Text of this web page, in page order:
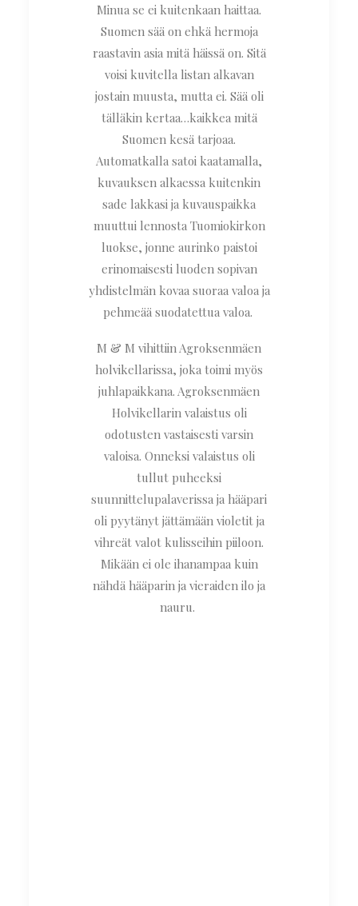
Minua se ei kuitenkaan haittaa.
Suomen sää on ehkä hermoja
raastavin asia mitä häissä on. Sitä
voisi kuvitella listan alkavan
jostain muusta, mutta ei. Sää oli
tälläkin kertaa…kaikkea mitä
Suomen kesä tarjoaa.
Automatkalla satoi kaatamalla,
kuvauksen alkaessa kuitenkin
sade lakkasi ja kuvauspaikka
muuttui lennosta Tuomiokirkon
luokse, jonne aurinko paistoi
erinomaisesti luoden sopivan
yhdistelmän kovaa suoraa valoa ja
pehmeää suodatettua valoa.
M & M vihittiin Agroksenmäen
holvikellarissa, joka toimi myös
juhlapaikkana. Agroksenmäen
Holvikellarin valaistus oli
odotusten vastaisesti varsin
valoisa. Onneksi valaistus oli
tullut puheeksi
suunnittelupalaverissa ja hääpari
oli pyytänyt jättämään violetit ja
vihreät valot kulisseihin piiloon.
Mikään ei ole ihanampaa kuin
nähdä hääparin ja vieraiden ilo ja
nauru.